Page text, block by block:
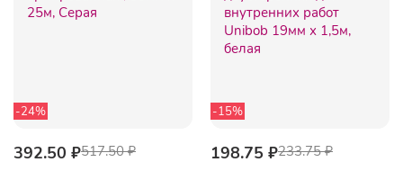
-24%
392.50 ₽517.50 ₽
-15%
198.75 ₽233.75 ₽